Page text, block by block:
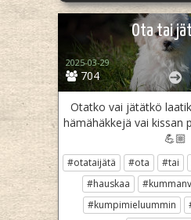
Ota tai
704
2025-03-29
Otatko vai jätätkö
hämähäkkejä vai kissan
💪🏼
#otataijätä #ota #tai
#hauskaa
#kumpimieluummin